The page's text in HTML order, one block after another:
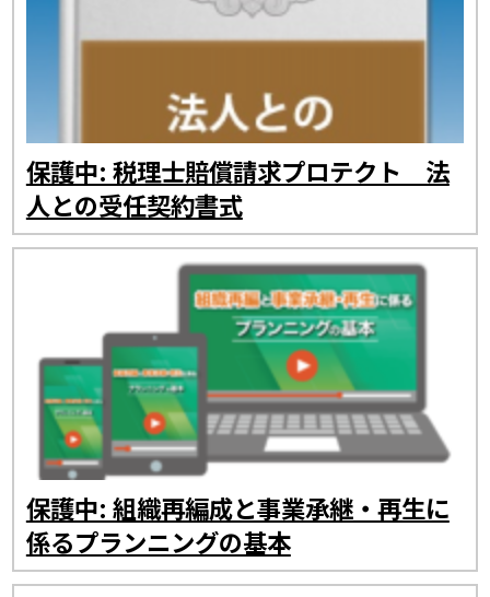
保護中: 税理士賠償請求プロテクト 法
人との受任契約書式
保護中: 組織再編成と事業承継・再生に
係るプランニングの基本